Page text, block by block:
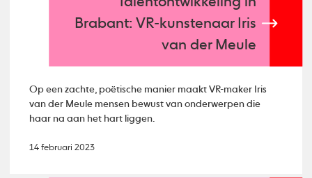
Brabant: VR-kunstenaar Iris
van der Meule
Op een zachte, poëtische manier maakt VR-maker Iris
van der Meule mensen bewust van onderwerpen die
haar na aan het hart liggen.
14 februari 2023